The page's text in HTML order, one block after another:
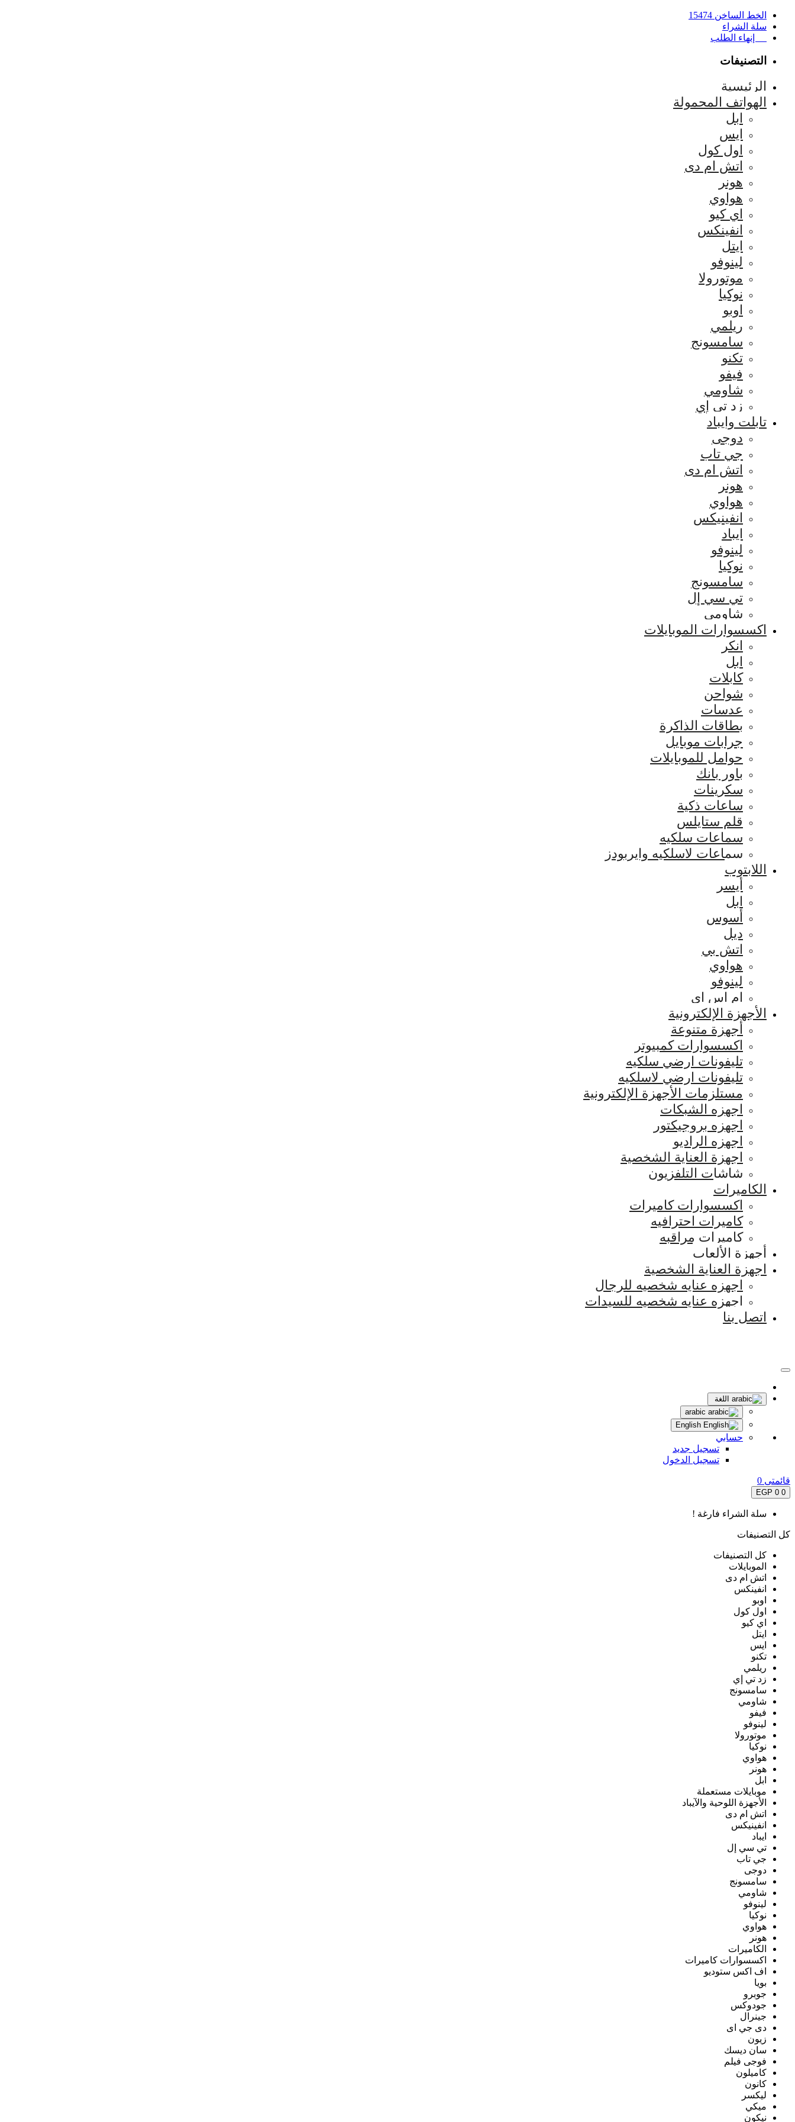
الخط الساخن 15474
سلة الشراء
إنهاء الطلب
التصنيفات
الرئيسية
الهواتف المحمولة
ابل
ايس
اول كول
اتش ام دى
هونر
هواوي
اي كيو
انفينكس
ايتل
لينوفو
موتورولا
نوكيا
اوبو
ريلمي
سامسونج
تكنو
فيفو
شاومي
زد تي إي
تابلت وايباد
دوجى
جي تاب
اتش ام دى
هونر
هواوي
انفينيكس
ايباد
لينوفو
نوكيا
سامسونج
تي سي إل
شاومي
اكسسوارات الموبايلات
انكر
ابل
كابلات
شواحن
عدسات
بطاقات الذاكرة
جرابات موبايل
حوامل للموبايلات
باور بانك
سكرينات
ساعات ذكية
قلم ستايلس
سماعات سلكيه
سماعات لاسلكيه وايربودز
اللابتوب
أيسر
ابل
أسوس
ديل
اتش بي
هواوي
لينوفو
ام اس اي
الأجهزة الإلكترونية
أجهزة متنوعة
اكسسوارات كمبيوتر
تليفونات ارضي سلكيه
تليفونات ارضي لاسلكيه
مستلزمات الأجهزة الإلكترونية
اجهزه الشبكات
اجهزه بروجيكتور
اجهزه الراديو
اجهزة العناية الشخصية
شاشات التلفزيون
الكاميرات
اكسسوارات كاميرات
كاميرات احترافيه
كاميرات مراقبه
أجهزة الألعاب
اجهزة العناية الشخصية
اجهزه عنايه شخصيه للرجال
اجهزه عنايه شخصيه للسيدات
اتصل بنا
اللغة
حسابي
تسجيل جديد
تسجيل الدخول
قائمتى 0
0
0 EGP
سلة الشراء فارغة !
كل التصنيفات
كل التصنيفات
الموبايلات
اتش ام دى
انفينكس
اوبو
اول كول
اي كيو
ايتل
ايس
تكنو
ريلمي
زد تي إي
سامسونج
شاومي
فيفو
لينوفو
موتورولا
نوكيا
هواوي
هونر
ابل
موبايلات مستعملة
الأجهزة اللوحية والآيباد
اتش ام دى
انفينيكس
ايباد
تي سي إل
جي تاب
دوجى
سامسونج
شاومي
لينوفو
نوكيا
هواوي
هونر
الكاميرات
اكسسوارات كاميرات
اف اكس ستوديو
بويا
جوبرو
جودوكس
جينرال
دى جي اى
زيون
سان ديسك
فوجى فيلم
كاميلون
كانون
ليكسر
ميكي
نيكون